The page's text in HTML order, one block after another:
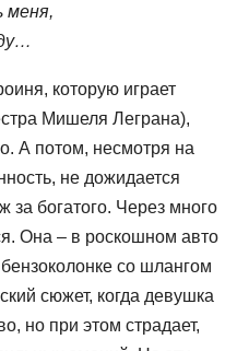
меня,
которую играет
Мишеля Леграна),
А потом, несмотря на
не дожидается
за богатого. Через много
Она – в роскошном авто
со шлангом
сюжет, когда девушка
но при этом страдает,